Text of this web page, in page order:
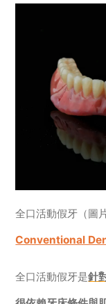
全口活動假牙（圖
Conventional
全口活動假牙是針